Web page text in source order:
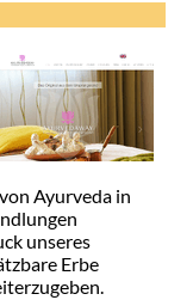
Ayurveda in
unseres
Erbe